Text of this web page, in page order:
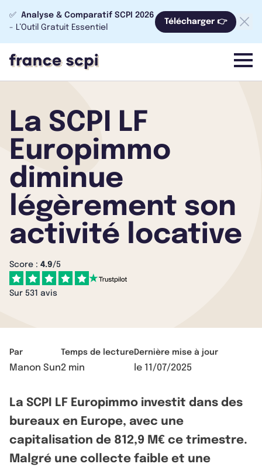
✅ Analyse & Comparatif SCPI 2026
- L’Outil Gratuit Essentiel
Télécharger 👉
menu
La SCPI LF
Europimmo
diminue
légèrement son
activité locative
Score : 4.9/5
Sur 531 avis
Par
Manon Sun
Temps de lecture
2 min
Dernière mise à jour
le 11/07/2025
La SCPI LF Europimmo investit dans des
bureaux en Europe, avec une
capitalisation de 812,9 M€ ce trimestre.
Malgré une collecte faible et une